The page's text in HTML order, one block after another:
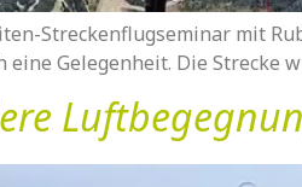
Streckenflugseminar mit
eine Gelegenheit. Die Strecke